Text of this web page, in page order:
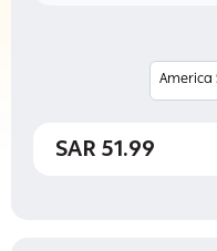
America
51.99 SAR